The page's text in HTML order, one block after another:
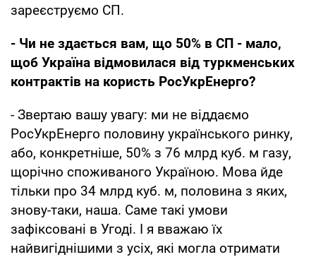
зареєструємо СП.
- Чи не здається вам, що 50% в СП - мало,
щоб Україна відмовилася від туркменських
контрактів на користь РосУкрЕнерго?
- Звертаю вашу увагу: ми не віддаємо
РосУкрЕнерго половину українського ринку,
або, конкретніше, 50% з 76 млрд куб. м газу,
щорічно споживаного Україною. Мова йде
тільки про 34 млрд куб. м, половина з яких,
знову-таки, наша. Саме такі умови
зафіксовані в Угоді. І я вважаю їх
найвигіднішими з усіх, які могла отримати